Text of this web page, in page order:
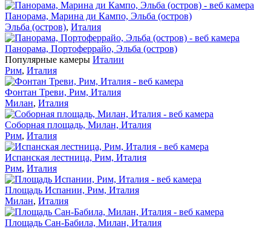
Панорама, Марина ди Кампо, Эльба (остров)
Эльба (остров), Италия
Панорама, Портоферрайо, Эльба (остров)
Популярные камеры Италии
Рим, Италия
Фонтан Треви, Рим, Италия
Милан, Италия
Соборная площадь, Милан, Италия
Рим, Италия
Испанская лестница, Рим, Италия
Рим, Италия
Площадь Испании, Рим, Италия
Милан, Италия
Площадь Сан-Бабила, Милан, Италия